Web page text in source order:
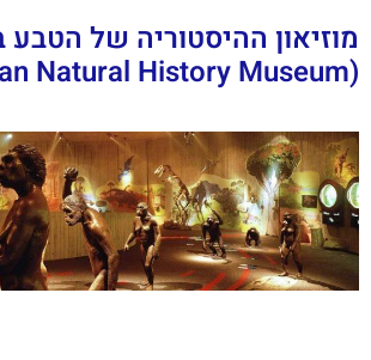
מוזיאון ההיסטוריה של הטבע
(Croatian Natural History Museum)